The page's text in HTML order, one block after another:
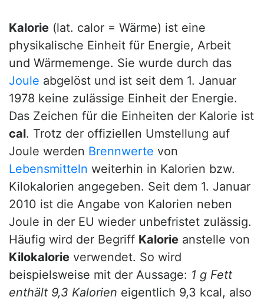
Kalorie (lat. calor = Wärme) ist eine
physikalische Einheit für Energie, Arbeit
und Wärmemenge. Sie wurde durch das
Joule abgelöst und ist seit dem 1. Januar
1978 keine zulässige Einheit der Energie.
Das Zeichen für die Einheiten der Kalorie ist
cal. Trotz der offiziellen Umstellung auf
Joule werden Brennwerte von
Lebensmitteln weiterhin in Kalorien bzw.
Kilokalorien angegeben. Seit dem 1. Januar
2010 ist die Angabe von Kalorien neben
Joule in der EU wieder unbefristet zulässig.
Häufig wird der Begriff Kalorie anstelle von
Kilokalorie verwendet. So wird
beispielsweise mit der Aussage: 1 g Fett
enthält 9,3 Kalorien eigentlich 9,3 kcal, also